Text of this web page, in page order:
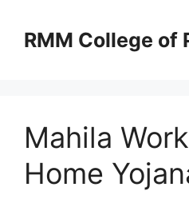
RMM College of
Mahila
Home